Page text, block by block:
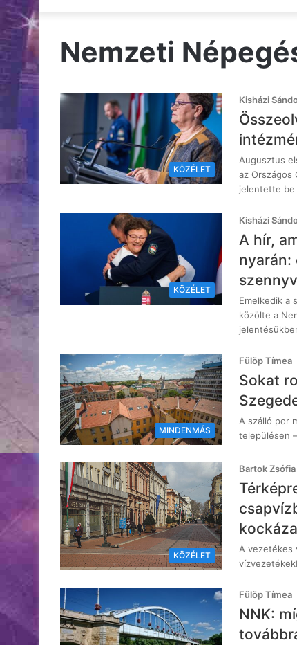
Nemzeti
KÖZÉLET
Kisházi
Augusztus
az Országos
jelentette be
KÖZÉLET
Kisházi
A hír,
nyarán:
Emelkedik a
közölte a
MINDENMÁS
Fülöp Tímea
Sokat
A szálló por
településen
KÖZÉLET
Bartok Zsófia
A vezetékes
Fülöp Tímea
NNK: